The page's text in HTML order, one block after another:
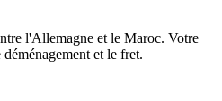
l'Allemagne et le Maroc. Votre
et le fret.